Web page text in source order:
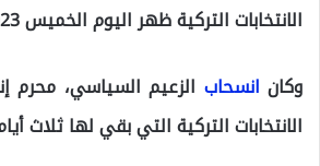
الانتخابات التركية ظهر اليوم الخميس 11.05.2023.
وكان انسحاب الزعيم السياسي، محرم
الانتخابات التركية التي بقي لها ثلاث